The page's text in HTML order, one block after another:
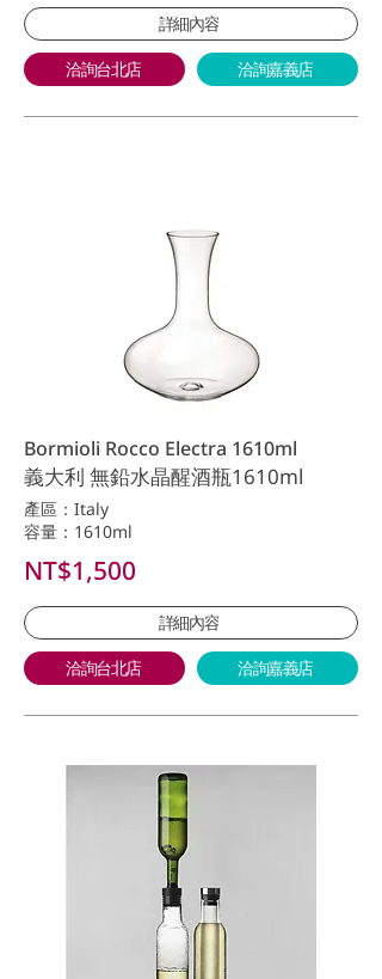
詳細內容
洽詢台北店 洽詢嘉義店
Bormioli Rocco Electra 1610ml
義大利 無鉛水晶醒酒瓶1610ml
產區：Italy
容量：1610ml
NT$1,500
詳細內容
洽詢台北店 洽詢嘉義店